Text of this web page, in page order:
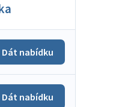
Dát nabídku
Dát nabídku